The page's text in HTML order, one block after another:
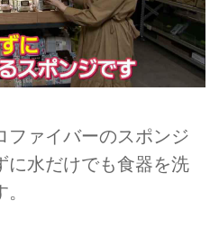
ファイバーのスポンジ
に水だけでも食器を洗